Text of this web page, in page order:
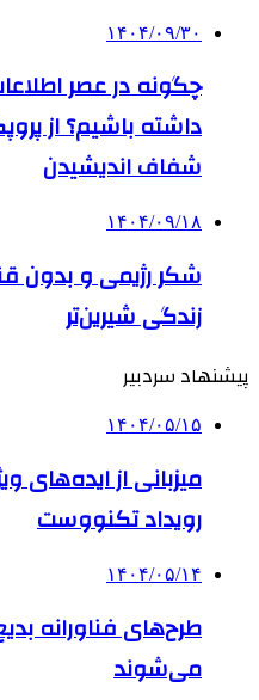
۱۴۰۴/۰۹/۳۰
چگونه در عصر
داشته باشیم؟ از
شفاف اندیشیدن
۱۴۰۴/۰۹/۱۸
شکر رژیمی و بدون
زندگی شیرین‌تر
پیشنهاد سردبیر
۱۴۰۴/۰۵/۱۵
میزبانی از ایده‌های
رویداد تکنووست
۱۴۰۴/۰۵/۱۴
طرح‌های فناورانه
می‌شوند